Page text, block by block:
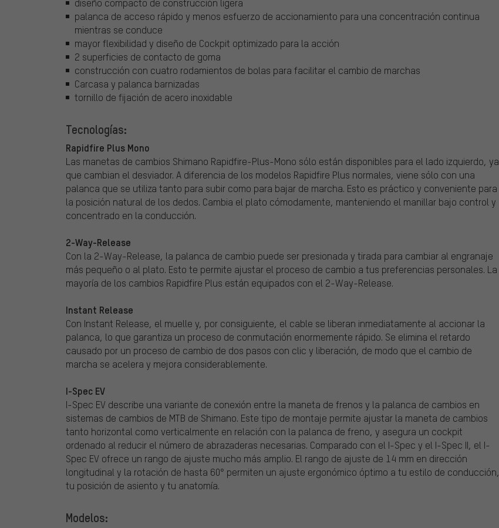
diseño compacto de construcción ligera
palanca de acceso rápido y menos esfuerzo de accionamiento para una concentración continua
mientras se conduce
mayor flexibilidad y diseño de Cockpit optimizado para la acción
2 superficies de contacto de goma
construcción con cuatro rodamientos de bolas para facilitar el cambio de marchas
Carcasa y palanca barnizadas
tornillo de fijación de acero inoxidable
Tecnologías:
Rapidfire Plus Mono
Las manetas de cambios Shimano Rapidfire-Plus-Mono sólo están disponibles para el lado izquierdo, ya
que cambian el desviador. A diferencia de los modelos Rapidfire Plus normales, viene sólo con una
palanca que se utiliza tanto para subir como para bajar de marcha. Esto es práctico y conveniente para
la posición natural de los dedos. Cambia el plato cómodamente, manteniendo el manillar bajo control y
concentrado en la conducción.
2-Way-Release
Con la 2-Way-Release, la palanca de cambio puede ser presionada y tirada para cambiar al engranaje
más pequeño o al plato. Esto te permite ajustar el proceso de cambio a tus preferencias personales. La
mayoría de los cambios Rapidfire Plus están equipados con el 2-Way-Release.
Instant Release
Con Instant Release, el muelle y, por consiguiente, el cable se liberan inmediatamente al accionar la
palanca, lo que garantiza un proceso de conmutación enormemente rápido. Se elimina el retardo
causado por un proceso de cambio de dos pasos con clic y liberación, de modo que el cambio de
marcha se acelera y mejora considerablemente.
I-Spec EV
I-Spec EV describe una variante de conexión entre la maneta de frenos y la palanca de cambios en
sistemas de cambios de MTB de Shimano. Este tipo de montaje permite ajustar la maneta de cambios
tanto horizontal como verticalmente en relación con la palanca de freno, y asegura un cockpit
ordenado al reducir el número de abrazaderas necesarias. Comparado con el I-Spec y el I-Spec II, el I-
Spec EV ofrece un rango de ajuste mucho más amplio. El rango de ajuste de 14 mm en dirección
longitudinal y la rotación de hasta 60° permiten un ajuste ergonómico óptimo a tu estilo de conducción,
tu posición de asiento y tu anatomía.
Modelos: